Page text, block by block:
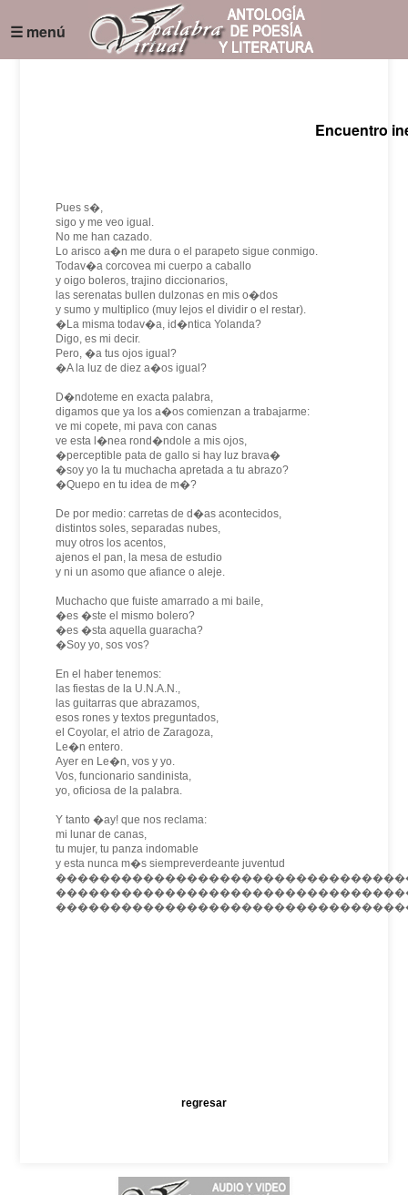
☰ menú
Encuentro
Pues s�,
sigo y me veo igual.
No me han cazado.
Lo arisco a�n me dura o el parapeto sigue conmigo.
Todav�a corcovea mi cuerpo a caballo
y oigo boleros, trajino diccionarios,
las serenatas bullen dulzonas en mis o�dos
y sumo y multiplico (muy lejos el dividir o el restar).
�La misma todav�a, id�ntica Yolanda?
Digo, es mi decir.
Pero, �a tus ojos igual?
�A la luz de diez a�os igual?
D�ndoteme en exacta palabra,
digamos que ya los a�os comienzan a trabajarme:
ve mi copete, mi pava con canas
ve esta l�nea rond�ndole a mis ojos,
�perceptible pata de gallo si hay luz brava�
�soy yo la tu muchacha apretada a tu abrazo?
�Quepo en tu idea de m�?
De por medio: carretas de d�as acontecidos,
distintos soles, separadas nubes,
muy otros los acentos,
ajenos el pan, la mesa de estudio
y ni un asomo que afiance o aleje.
Muchacho que fuiste amarrado a mi baile,
�es �ste el mismo bolero?
�es �sta aquella guaracha?
�Soy yo, sos vos?
En el haber tenemos:
las fiestas de la U.N.A.N.,
las guitarras que abrazamos,
esos rones y textos preguntados,
el Coyolar, el atrio de Zaragoza,
Le�n entero.
Ayer en Le�n, vos y yo.
Vos, funcionario sandinista,
yo, oficiosa de la palabra.
Y tanto �ay! que nos reclama:
mi lunar de canas,
tu mujer, tu panza indomable
y esta nunca m�s siempreverdeante juventud
regresar